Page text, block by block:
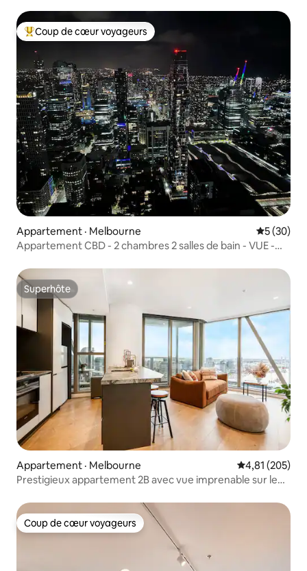
Coup de cœur voyageurs parmi les plus aimés
Coup de cœur voyageurs
Appartement · Melbourne Note
5 (30)
Appartement CBD - 2 chambres 2 salles de bain - VUE -
Superhôte
Superhôte
Appartement · Melbourne Note
4,81 (205)
Prestigieux appartement 2B avec vue imprenable sur le
Coup de cœur voyageurs
Coup de cœur voyageurs